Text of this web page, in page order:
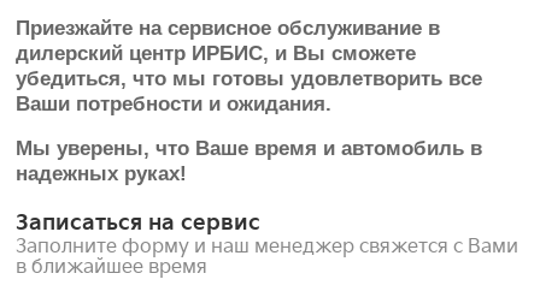
Приезжайте на сервисное обслуживание в
дилерский центр ИРБИС, и Вы сможете
убедиться, что мы готовы удовлетворить все
Ваши потребности и ожидания.
Мы уверены, что Ваше время и автомобиль в
надежных руках!
Записаться на сервис
Заполните форму и наш менеджер свяжется с Вами
в ближайшее время